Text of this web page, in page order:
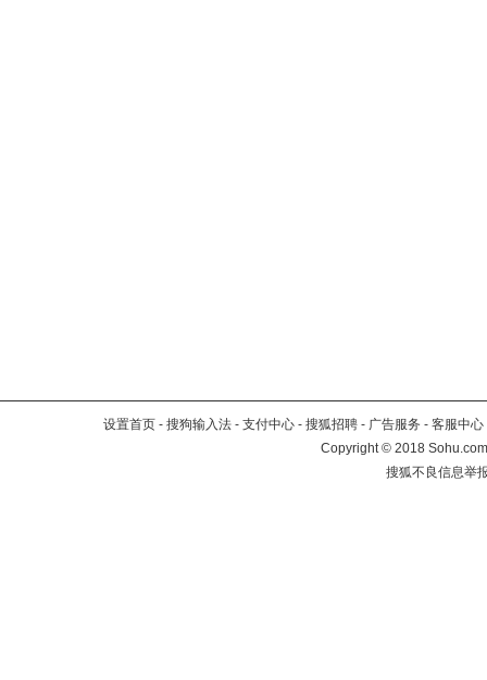
设置首页 - 搜狗输入法 - 支付中心 - 搜狐招聘 - 广告服务 - 客服中心
Copyright©2018
搜狐不良信息举